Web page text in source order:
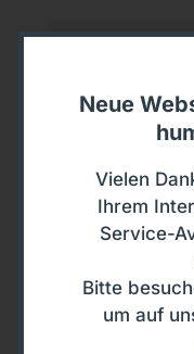
Neue
Vielen
Ihrem
Service-
Bitte
um auf